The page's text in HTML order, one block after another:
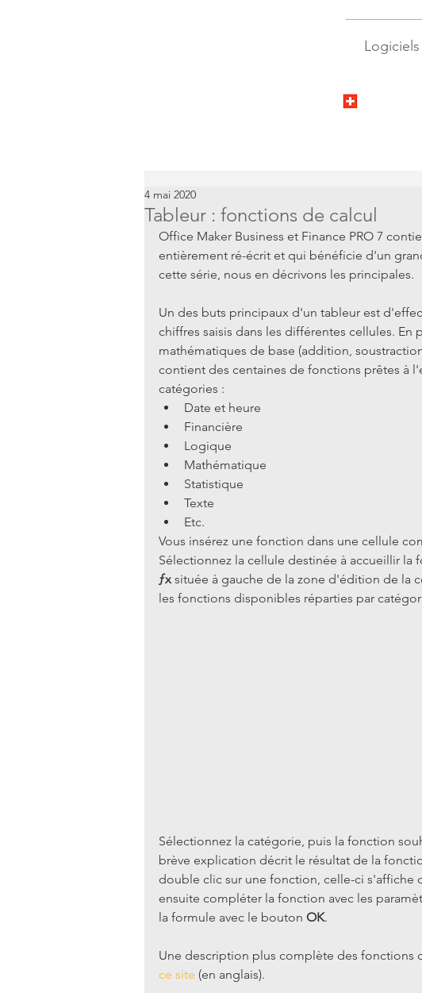
Logiciels
Tableur : fonctions de calcul
4 mai 2020
Office Maker Business et Finance PRO 7
entièrement ré-écrit et qui bénéficie d'un
cette série, nous en décrivons les principales.
Un des buts principaux d'un tableur est
chiffres saisis dans les différentes cellules. En
mathématiques de base (addition,
contient des centaines de fonctions prêtes à
catégories :
Date et heure
Financière
Logique
Mathématique
Statistique
Texte
Etc.
Vous insérez une fonction dans une cellule
Sélectionnez la cellule destinée à accueillir la
ƒx située à gauche de la zone d'édition de la
les fonctions disponibles réparties par
Sélectionnez la catégorie, puis la fonction
brève explication décrit le résultat de la
double clic sur une fonction, celle-ci s'affiche
ensuite compléter la fonction avec les
la formule avec le bouton OK.
Une description plus complète des fonctions
ce site (en anglais).